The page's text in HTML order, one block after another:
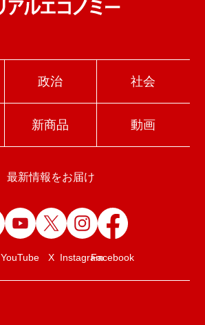
政治 社会
新商品 動画
最新情報をお届け
YouTube X InstagramFacebook